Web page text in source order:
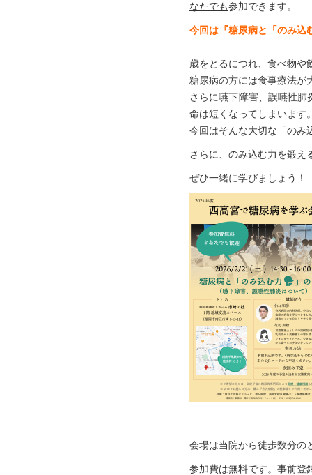
なたでも参加できます。
今回は『糖尿病と「のみ込
歳をとるにつれ、食べ物や
糖尿病の方には食事療法が
さらに嚥下障害、誤嚥性
命は短くなってしまいます
今回はそんな大切な「のみ
さらに、のみ込む力を鍛え
ぜひ一緒に学びましょう！
会場は当院から徒歩数分の
参加費は無料です。事前登